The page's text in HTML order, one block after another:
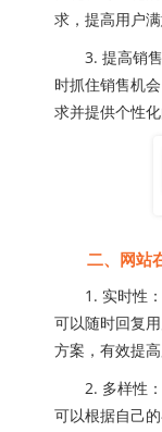
求，提高用户
3. 提高销售
时抓住销售机
求并提供个性
二、网站在
1. 实时性：
可以随时回复
方案，有效提高
2. 多样性：
可以根据自己